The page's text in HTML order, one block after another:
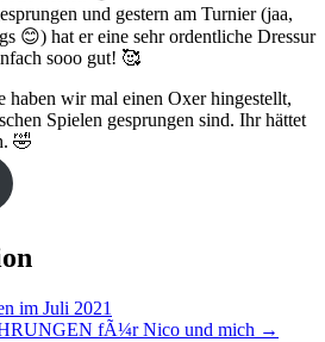
und gestern am Turnier (jaa,
😊) hat er eine sehr ordentliche Dressur
sooo gut! 🥰
haben wir mal einen Oxer hingestellt,
Spielen gesprungen sind. Ihr hättet
🤣
im Juli 2021
fÃ¼r Nico und mich →